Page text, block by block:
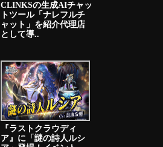
CLINKSの生成AIチャッ
トツール「ナレフルチ
ャット」を紹介代理店
として導..
『ラストクラウディ
ア』に「謎の詩人ルシ